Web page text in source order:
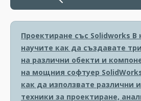
Проектиране със Solidworks В
научите как да създавате
на различни обекти и
на мощния софтуер
как да използвате различни
техники за проектиране,